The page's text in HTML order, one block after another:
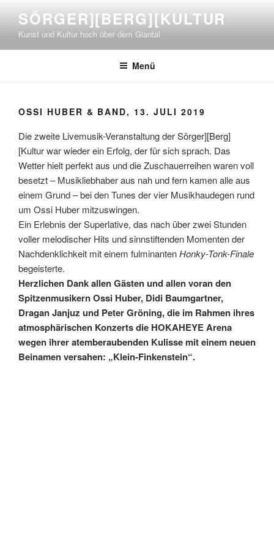
Inhalt
springen
SÖRGER][BERG][KULTUR
Kunst und Kultur hoch über dem Glantal
Menü
OSSI HUBER & BAND, 13. JULI 2019
Die zweite Livemusik-Veranstaltung der Sörger][Berg]
[Kultur war wieder ein Erfolg, der für sich sprach. Das
Wetter hielt perfekt aus und die Zuschauerreihen waren voll
besetzt – Musikliebhaber aus nah und fern kamen alle aus
einem Grund – bei den Tunes der vier Musikhaudegen rund
um Ossi Huber mitzuswingen.
Ein Erlebnis der Superlative, das nach über zwei Stunden
voller melodischer Hits und sinnstiftenden Momenten der
Nachdenklichkeit mit einem fulminantenHonky-Tonk-Finale
begeisterte.
Herzlichen Dank allen Gästen und allen voran den
Spitzenmusikern Ossi Huber, Didi Baumgartner,
Dragan Janjuz und Peter Gröning, die im Rahmen ihres
atmosphärischen Konzerts die HOKAHEYE Arena
wegen ihrer atemberaubenden Kulisse mit einem neuen
Beinamen versahen: „Klein-Finkenstein“.